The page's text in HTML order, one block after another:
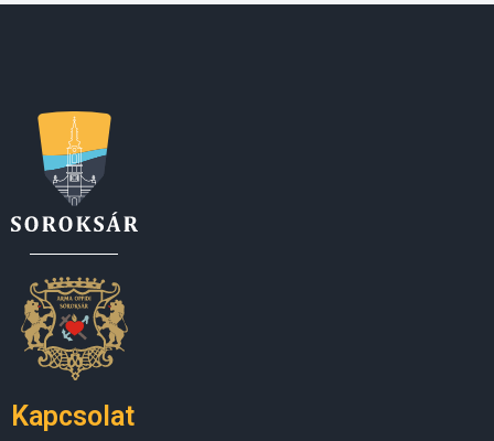
Kapcsolat